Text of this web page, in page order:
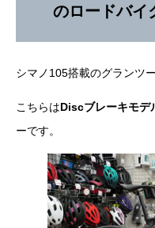
のロードバイ
シマノ105搭載のグランツ
こちらはDiscブレーキモデ
ーです。